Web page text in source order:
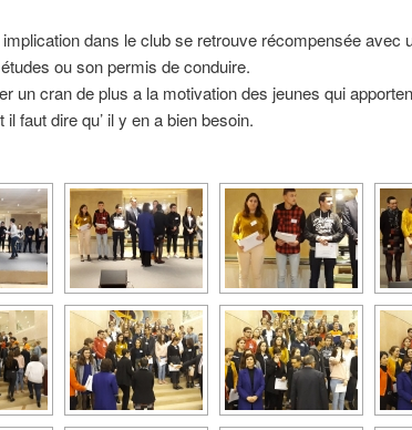
dans le club se retrouve récompensée avec
ou son permis de conduire.
un cran de plus a la motivation des jeunes qui
faut dire qu’ il y en a bien besoin.